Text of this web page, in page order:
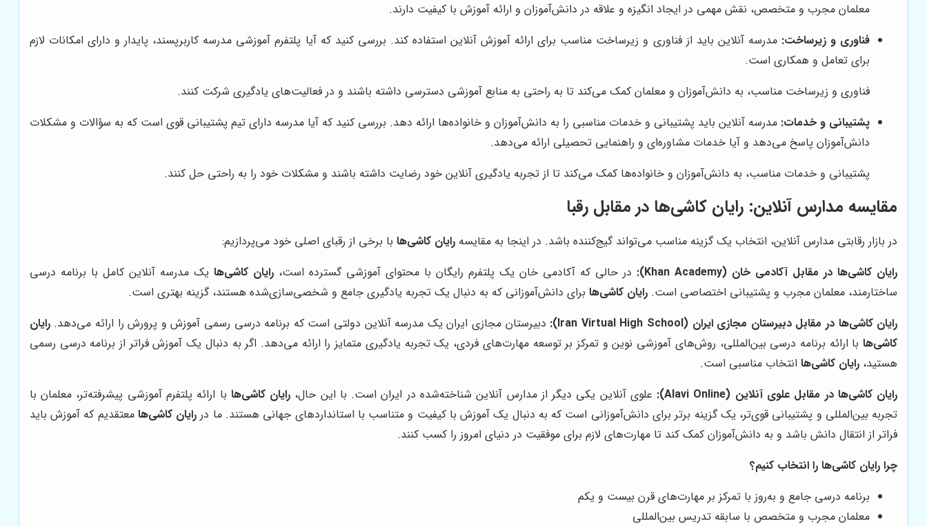
معلمان مجرب و متخصص، نقش مهمی در ایجاد انگیزه و علاقه در دانش‌آموزان و ارائه آموزش با کیفیت دارند.
فناوری و زیرساخت: مدرسه آنلاین باید از فناوری و زیرساخت مناسب برای ارائه آموزش آنلاین استفاده کند. بررسی کنید که آیا پلتفرم آموزشی مدرسه کاربرپسند، پایدار و دارای امکانات لازم
برای تعامل و همکاری است.
فناوری و زیرساخت مناسب، به دانش‌آموزان و معلمان کمک می‌کند تا به راحتی به منابع آموزشی دسترسی داشته باشند و در فعالیت‌های یادگیری شرکت کنند.
پشتیبانی و خدمات: مدرسه آنلاین باید پشتیبانی و خدمات مناسبی را به دانش‌آموزان و خانواده‌ها ارائه دهد. بررسی کنید که آیا مدرسه دارای تیم پشتیبانی قوی است که به سؤالات و مشکلات
دانش‌آموزان پاسخ می‌دهد و آیا خدمات مشاوره‌ای و راهنمایی تحصیلی ارائه می‌دهد.
پشتیبانی و خدمات مناسب، به دانش‌آموزان و خانواده‌ها کمک می‌کند تا از تجربه یادگیری آنلاین خود رضایت داشته باشند و مشکلات خود را به راحتی حل کنند.
مقایسه مدارس آنلاین: رایان کاشی‌ها در مقابل رقبا
در بازار رقابتی مدارس آنلاین، انتخاب یک گزینه مناسب می‌تواند گیج‌کننده باشد. در اینجا به مقایسه رایان کاشی‌هابا برخی از رقبای اصلی خود می‌پردازیم:
رایان کاشی‌هادر مقابل آکادمی خان (Khan Academy): در حالی که آکادمی خان یک پلتفرم رایگان با محتوای آموزشی گسترده است،رایان کاشی‌ها یک مدرسه آنلاین کامل با برنامه درسی
ساختارمند، معلمان مجرب و پشتیبانی اختصاصی است. رایان کاشی‌هابرای دانش‌آموزانی که به دنبال یک تجربه یادگیری جامع و شخصی‌سازی‌شده هستند، گزینه بهتری است.
رایان کاشی‌ها در مقابل دبیرستان مجازی ایران (Iran Virtual High School): دبیرستان مجازی ایران یک مدرسه آنلاین دولتی است که برنامه درسی رسمی آموزش و پرورش را ارائه می‌دهد.رایان
کاشی‌هابا ارائه برنامه درسی بین‌المللی، روش‌های آموزشی نوین و تمرکز بر توسعه مهارت‌های فردی، یک تجربه یادگیری متمایز را ارائه می‌دهد. اگر به دنبال یک آموزش فراتر از برنامه درسی رسمی
هستید، رایان کاشی‌هاانتخاب مناسبی است.
رایان کاشی‌ها در مقابل علوی آنلاین (Alavi Online): علوی آنلاین یکی دیگر از مدارس آنلاین شناخته‌شده در ایران است. با این حال، رایان کاشی‌ها با ارائه پلتفرم آموزشی پیشرفته‌تر، معلمان با
تجربه بین‌المللی و پشتیبانی قوی‌تر، یک گزینه برتر برای دانش‌آموزانی است که به دنبال یک آموزش با کیفیت و متناسب با استانداردهای جهانی هستند. ما در رایان کاشی‌ها معتقدیم که آموزش باید
فراتر از انتقال دانش باشد و به دانش‌آموزان کمک کند تا مهارت‌های لازم برای موفقیت در دنیای امروز را کسب کنند.
چرا رایان کاشی‌هارا انتخاب کنیم؟
برنامه درسی جامع و به‌روز با تمرکز بر مهارت‌های قرن بیست و یکم
معلمان مجرب و متخصص با سابقه تدریس بین‌المللی